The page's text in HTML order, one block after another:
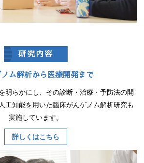
研究内容
ム解析から医療開発まで
明らかにし、その診断・治療・予防法の開
工知能を用いた臨床がんゲノム解析研究も
実施しています。
詳しくはこちら